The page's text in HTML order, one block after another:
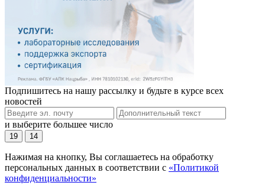
Подпишитесь на нашу рассылку и будьте в курсе всех
новостей
и выберите большее число
19 14
Нажимая на кнопку, Вы соглашаетесь на обработку
персональных данных в соответствии с «Политикой
конфиденциальности»